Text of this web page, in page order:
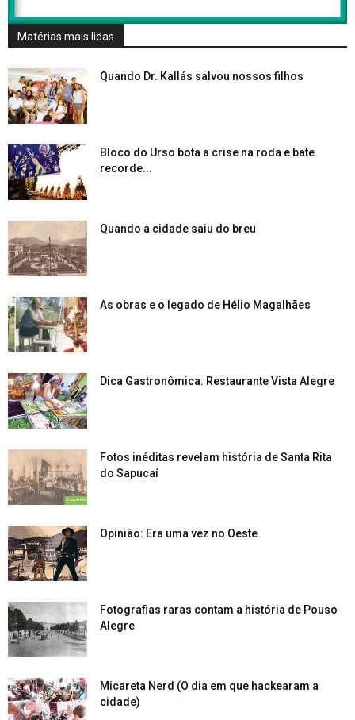
Matérias mais lidas
Quando Dr. Kallás salvou nossos filhos
Bloco do Urso bota a crise na roda e bate
recorde...
Quando a cidade saiu do breu
As obras e o legado de Hélio Magalhães
Dica Gastronômica: Restaurante Vista Alegre
Fotos inéditas revelam história de Santa Rita
do Sapucaí
Opinião: Era uma vez no Oeste
Fotografias raras contam a história de Pouso
Alegre
Micareta Nerd (O dia em que hackearam a
cidade)